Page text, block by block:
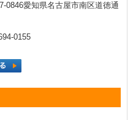
愛知県名古屋市南区道徳通
0155